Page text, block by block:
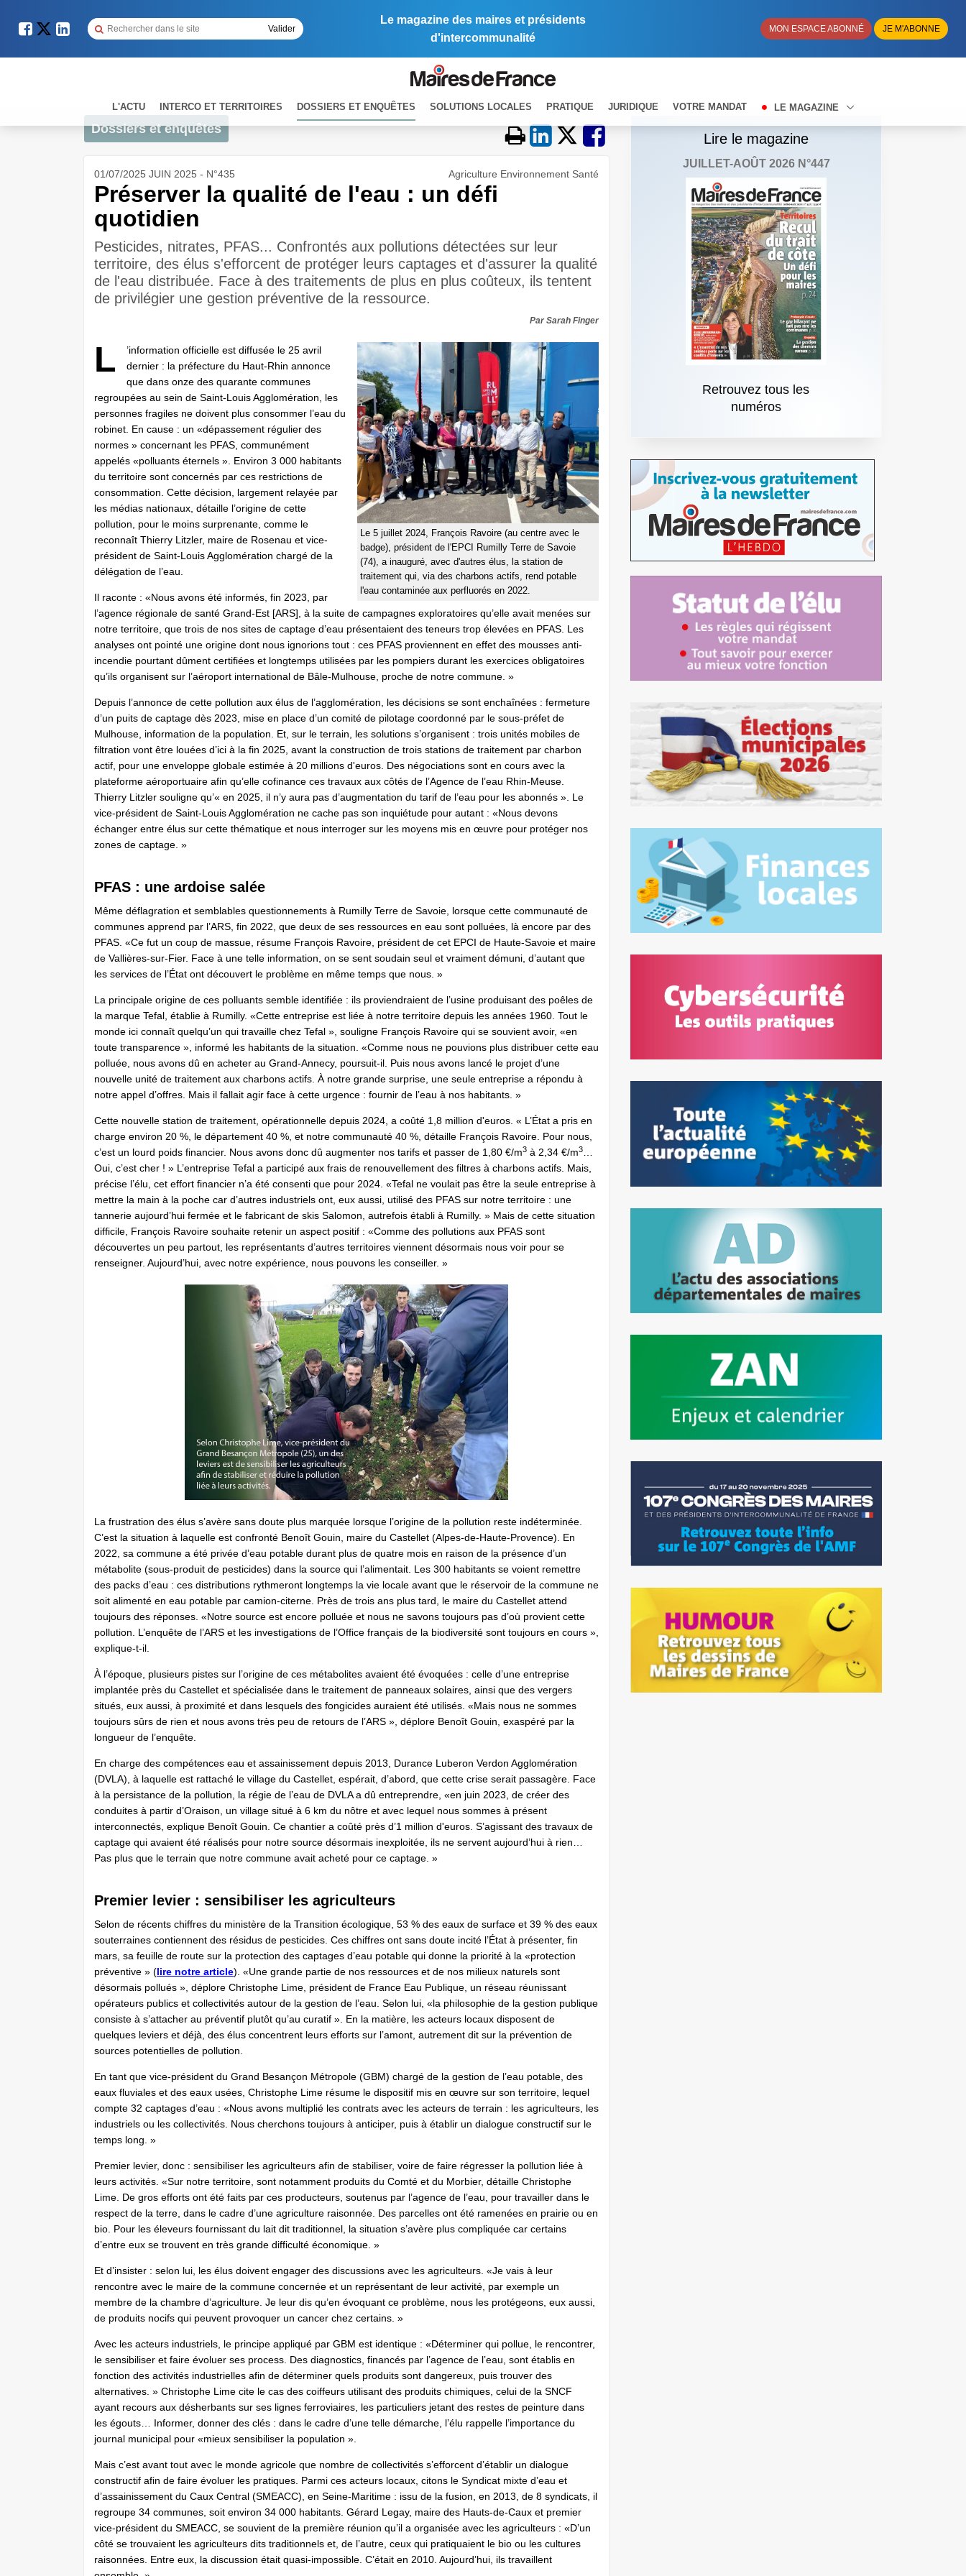
Le magazine des maires et présidents
d'intercommunalité
MON ESPACE ABONNÉ JE M'ABONNE
L'ACTU INTERCO ET TERRITOIRES DOSSIERS ET ENQUÊTES SOLUTIONS LOCALES PRATIQUE JURIDIQUE VOTRE MANDAT LE MAGAZINE
Dossiers et enquêtes
01/07/2025 JUIN 2025 - N°435 Agriculture Environnement Santé
Préserver la qualité de l'eau : un défi
quotidien
Pesticides, nitrates, PFAS... Confrontés aux pollutions détectées sur leur
territoire, des élus s'efforcent de protéger leurs captages et d'assurer la qualité
de l'eau distribuée. Face à des traitements de plus en plus coûteux, ils tentent
de privilégier une gestion préventive de la ressource.
Par Sarah Finger
Le 5 juillet 2024, François Ravoire (au centre avec le
badge), président de l'EPCI Rumilly Terre de Savoie
(74), a inauguré, avec d'autres élus, la station de
traitement qui, via des charbons actifs, rend potable
l'eau contaminée aux perfluorés en 2022.
L
’information officielle est diffusée le 25 avril
dernier : la préfecture du Haut-Rhin annonce
que dans onze des quarante communes
regroupées au sein de Saint-Louis Agglomération, les
personnes fragiles ne doivent plus consommer l’eau du
robinet. En cause : un «dépassement régulier des
normes » concernant les PFAS, communément
appelés «polluants éternels ». Environ 3 000 habitants
du territoire sont concernés par ces restrictions de
consommation. Cette décision, largement relayée par
les médias nationaux, détaille l’origine de cette
pollution, pour le moins surprenante, comme le
reconnaît Thierry Litzler, maire de Rosenau et vice-
président de Saint-Louis Agglomération chargé de la
délégation de l’eau.
Il raconte : «Nous avons été informés, fin 2023, par
l’agence régionale de santé Grand-Est [ARS], à la suite de campagnes exploratoires qu’elle avait menées sur
notre territoire, que trois de nos sites de captage d’eau présentaient des teneurs trop élevées en PFAS. Les
analyses ont pointé une origine dont nous ignorions tout : ces PFAS proviennent en effet des mousses anti-
incendie pourtant dûment certifiées et longtemps utilisées par les pompiers durant les exercices obligatoires
qu’ils organisent sur l’aéroport international de Bâle-Mulhouse, proche de notre commune. »
Depuis l’annonce de cette pollution aux élus de l’agglomération, les décisions se sont enchaînées : fermeture
d’un puits de captage dès 2023, mise en place d’un comité de pilotage coordonné par le sous-préfet de
Mulhouse, information de la population. Et, sur le terrain, les solutions s’organisent : trois unités mobiles de
filtration vont être louées d’ici à la fin 2025, avant la construction de trois stations de traitement par charbon
actif, pour une enveloppe globale estimée à 20 millions d'euros. Des négociations sont en cours avec la
plateforme aéroportuaire afin qu’elle cofinance ces travaux aux côtés de l’Agence de l’eau Rhin-Meuse.
Thierry Litzler souligne qu’« en 2025, il n’y aura pas d’augmentation du tarif de l’eau pour les abonnés ». Le
vice-président de Saint-Louis Agglomération ne cache pas son inquiétude pour autant : «Nous devons
échanger entre élus sur cette thématique et nous interroger sur les moyens mis en œuvre pour protéger nos
zones de captage. »
PFAS : une ardoise salée
Même déflagration et semblables questionnements à Rumilly Terre de Savoie, lorsque cette communauté de
communes apprend par l’ARS, fin 2022, que deux de ses ressources en eau sont polluées, là encore par des
PFAS. «Ce fut un coup de massue, résume François Ravoire, président de cet EPCI de Haute-Savoie et maire
de Vallières-sur-Fier. Face à une telle information, on se sent soudain seul et vraiment démuni, d’autant que
les services de l’État ont découvert le problème en même temps que nous. »
La principale origine de ces polluants semble identifiée : ils proviendraient de l’usine produisant des poêles de
la marque Tefal, établie à Rumilly. «Cette entreprise est liée à notre territoire depuis les années 1960. Tout le
monde ici connaît quelqu’un qui travaille chez Tefal », souligne François Ravoire qui se souvient avoir, «en
toute transparence », informé les habitants de la situation. «Comme nous ne pouvions plus distribuer cette eau
polluée, nous avons dû en acheter au Grand-Annecy, poursuit-il. Puis nous avons lancé le projet d’une
nouvelle unité de traitement aux charbons actifs. À notre grande surprise, une seule entreprise a répondu à
notre appel d’offres. Mais il fallait agir face à cette urgence : fournir de l’eau à nos habitants. »
Cette nouvelle station de traitement, opérationnelle depuis 2024, a coûté 1,8 million d'euros. « L’État a pris en
charge environ 20 %, le département 40 %, et notre communauté 40 %, détaille François Ravoire. Pour nous,
c’est un lourd poids financier. Nous avons donc dû augmenter nos tarifs et passer de 1,80 €/m3 à 2,34 €/m3
Oui, c’est cher ! » L’entreprise Tefal a participé aux frais de renouvellement des filtres à charbons actifs. Mais,
précise l’élu, cet effort financier n’a été consenti que pour 2024. «Tefal ne voulait pas être la seule entreprise à
mettre la main à la poche car d’autres industriels ont, eux aussi, utilisé des PFAS sur notre territoire : une
tannerie aujourd’hui fermée et le fabricant de skis Salomon, autrefois établi à Rumilly. » Mais de cette situation
difficile, François Ravoire souhaite retenir un aspect positif : «Comme des pollutions aux PFAS sont
découvertes un peu partout, les représentants d’autres territoires viennent désormais nous voir pour se
renseigner. Aujourd’hui, avec notre expérience, nous pouvons les conseiller. »
La frustration des élus s’avère sans doute plus marquée lorsque l’origine de la pollution reste indéterminée.
C’est la situation à laquelle est confronté Benoît Gouin, maire du Castellet (Alpes-de-Haute-Provence). En
2022, sa commune a été privée d’eau potable durant plus de quatre mois en raison de la présence d’un
métabolite (sous-produit de pesticides) dans la source qui l’alimentait. Les 300 habitants se voient remettre
des packs d’eau : ces distributions rythmeront longtemps la vie locale avant que le réservoir de la commune ne
soit alimenté en eau potable par camion-citerne. Près de trois ans plus tard, le maire du Castellet attend
toujours des réponses. «Notre source est encore polluée et nous ne savons toujours pas d’où provient cette
pollution. L’enquête de l’ARS et les investigations de l’Office français de la biodiversité sont toujours en cours »,
explique-t-il.
À l’époque, plusieurs pistes sur l’origine de ces métabolites avaient été évoquées : celle d’une entreprise
implantée près du Castellet et spécialisée dans le traitement de panneaux solaires, ainsi que des vergers
situés, eux aussi, à proximité et dans lesquels des fongicides auraient été utilisés. «Mais nous ne sommes
toujours sûrs de rien et nous avons très peu de retours de l’ARS », déplore Benoît Gouin, exaspéré par la
longueur de l’enquête.
En charge des compétences eau et assainissement depuis 2013, Durance Luberon Verdon Agglomération
(DVLA), à laquelle est rattaché le village du Castellet, espérait, d’abord, que cette crise serait passagère. Face
à la persistance de la pollution, la régie de l’eau de DVLA a dû entreprendre, «en juin 2023, de créer des
conduites à partir d’Oraison, un village situé à 6 km du nôtre et avec lequel nous sommes à présent
interconnectés, explique Benoît Gouin. Ce chantier a coûté près d’1 million d'euros. S’agissant des travaux de
captage qui avaient été réalisés pour notre source désormais inexploitée, ils ne servent aujourd’hui à rien…
Pas plus que le terrain que notre commune avait acheté pour ce captage. »
Premier levier : sensibiliser les agriculteurs
Selon de récents chiffres du ministère de la Transition écologique, 53 % des eaux de surface et 39 % des eaux
souterraines contiennent des résidus de pesticides. Ces chiffres ont sans doute incité l’État à présenter, fin
mars, sa feuille de route sur la protection des captages d’eau potable qui donne la priorité à la «protection
préventive » (lire notre article). «Une grande partie de nos ressources et de nos milieux naturels sont
désormais pollués », déplore Christophe Lime, président de France Eau Publique, un réseau réunissant
opérateurs publics et collectivités autour de la gestion de l’eau. Selon lui, «la philosophie de la gestion publique
consiste à s’attacher au préventif plutôt qu’au curatif ». En la matière, les acteurs locaux disposent de
quelques leviers et déjà, des élus concentrent leurs efforts sur l’amont, autrement dit sur la prévention de
sources potentielles de pollution.
En tant que vice-président du Grand Besançon Métropole (GBM) chargé de la gestion de l’eau potable, des
eaux fluviales et des eaux usées, Christophe Lime résume le dispositif mis en œuvre sur son territoire, lequel
compte 32 captages d’eau : «Nous avons multiplié les contrats avec les acteurs de terrain : les agriculteurs, les
industriels ou les collectivités. Nous cherchons toujours à anticiper, puis à établir un dialogue constructif sur le
temps long. »
Premier levier, donc : sensibiliser les agriculteurs afin de stabiliser, voire de faire régresser la pollution liée à
leurs activités. «Sur notre territoire, sont notamment produits du Comté et du Morbier, détaille Christophe
Lime. De gros efforts ont été faits par ces producteurs, soutenus par l’agence de l’eau, pour travailler dans le
respect de la terre, dans le cadre d’une agriculture raisonnée. Des parcelles ont été ramenées en prairie ou en
bio. Pour les éleveurs fournissant du lait dit traditionnel, la situation s’avère plus compliquée car certains
d’entre eux se trouvent en très grande difficulté économique. »
Et d’insister : selon lui, les élus doivent engager des discussions avec les agriculteurs. «Je vais à leur
rencontre avec le maire de la commune concernée et un représentant de leur activité, par exemple un
membre de la chambre d’agriculture. Je leur dis qu’en évoquant ce problème, nous les protégeons, eux aussi,
de produits nocifs qui peuvent provoquer un cancer chez certains. »
Avec les acteurs industriels, le principe appliqué par GBM est identique : «Déterminer qui pollue, le rencontrer,
le sensibiliser et faire évoluer ses process. Des diagnostics, financés par l’agence de l’eau, sont établis en
fonction des activités industrielles afin de déterminer quels produits sont dangereux, puis trouver des
alternatives. » Christophe Lime cite le cas des coiffeurs utilisant des produits chimiques, celui de la SNCF
ayant recours aux désherbants sur ses lignes ferroviaires, les particuliers jetant des restes de peinture dans
les égouts… Informer, donner des clés : dans le cadre d’une telle démarche, l’élu rappelle l’importance du
journal municipal pour «mieux sensibiliser la population ».
Mais c’est avant tout avec le monde agricole que nombre de collectivités s’efforcent d’établir un dialogue
constructif afin de faire évoluer les pratiques. Parmi ces acteurs locaux, citons le Syndicat mixte d’eau et
d’assainissement du Caux Central (SMEACC), en Seine-Maritime : issu de la fusion, en 2013, de 8 syndicats, il
regroupe 34 communes, soit environ 34 000 habitants. Gérard Legay, maire des Hauts-de-Caux et premier
vice-président du SMEACC, se souvient de la première réunion qu’il a organisée avec les agriculteurs : «D’un
côté se trouvaient les agriculteurs dits traditionnels et, de l’autre, ceux qui pratiquaient le bio ou les cultures
raisonnées. Entre eux, la discussion était quasi-impossible. C’était en 2010. Aujourd’hui, ils travaillent
Lire le magazine
JUILLET-AOÛT 2026 N°447
Retrouvez tous les
numéros